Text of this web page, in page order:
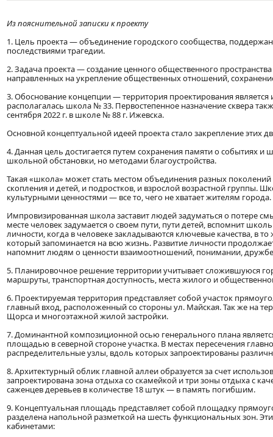
Из пояснительной записки к проекту
1. Цель проекта — объединение городского сообщества,
последствиями трагедии.
2. Задача проекта — создание ценного общественного
направленных на укрепление общественных отношений,
3. Обоснование концепции — территория проектирования
располагалась школа № 33. Первостепенное назначение сквера
сентября 2022 г. в школе № 88 г. Ижевска.
Основной концептуальной идеей проекта стало закрепление этих
4. Данная цель достигается путем сохранения памяти о
школьной обстановки, но методами благоустройства.
Такая «школа» может стать местом объединения разных
скопления и детей, и подростков, и взрослой возрастной группы.
культурными ценностями — все то, чего не хватает жителям города.
Импровизированная школа заставит людей задуматься о потере
месте человек задумается о своем пути, пути детей, вспомнит
личности, когда в человеке закладываются ключевые качества, в
который запоминается на всю жизнь. Развитие личности
напомнит людям о ценности взаимоотношений, понимании,
5. Планировочное решение территории учитывает сложившуюся
маршруты, транспортная доступность, места жилого и
6. Проектируемая территория представляет собой участок
главный вход, расположенный со стороны ул. Майская. Так же на
Щорса и многоэтажной жилой застройки.
7. Доминантной композиционной осью генерального плана
площадью в северной стороне участка. В местах пересечения
распределительные узлы, вдоль которых запроектированы
8. Архитектурный облик главной аллеи образуется за счет
запроектирована зона отдыха со скамейкой и три зоны отдыха с
саженцев деревьев в количестве 18 штук — в память погибшим.
9. Концептуальная площадь представляет собой площадку
разделена напольной разметкой на шесть функциональных зон.
кабинетами: